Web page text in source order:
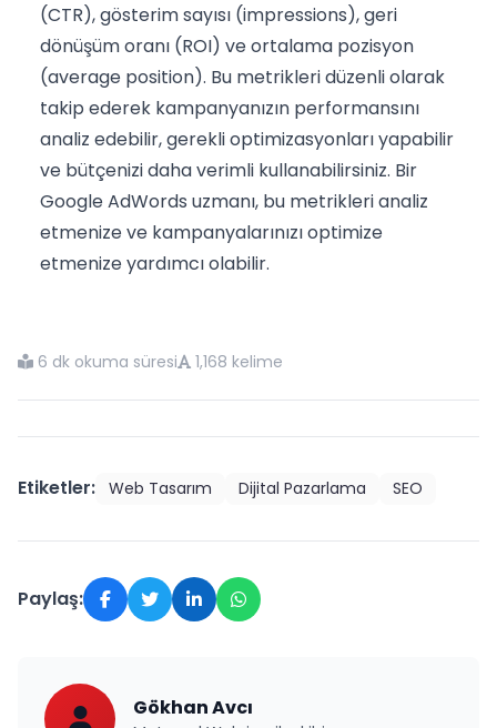
(CTR), gösterim sayısı (impressions), geri
dönüşüm oranı (ROI) ve ortalama pozisyon
(average position). Bu metrikleri düzenli olarak
takip ederek kampanyanızın performansını
analiz edebilir, gerekli optimizasyonları yapabilir
ve bütçenizi daha verimli kullanabilirsiniz. Bir
Google AdWords uzmanı, bu metrikleri analiz
etmenize ve kampanyalarınızı optimize
etmenize yardımcı olabilir.
6 dk okuma süresi 1,168 kelime
Etiketler: Web Tasarım Dijital Pazarlama SEO
Paylaş:
Gökhan Avcı